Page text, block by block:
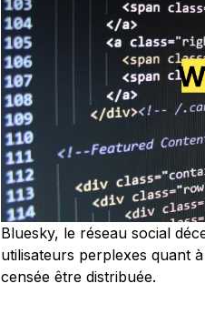
Bluesky, le réseau social
utilisateurs perplexes quant
censée être distribuée.